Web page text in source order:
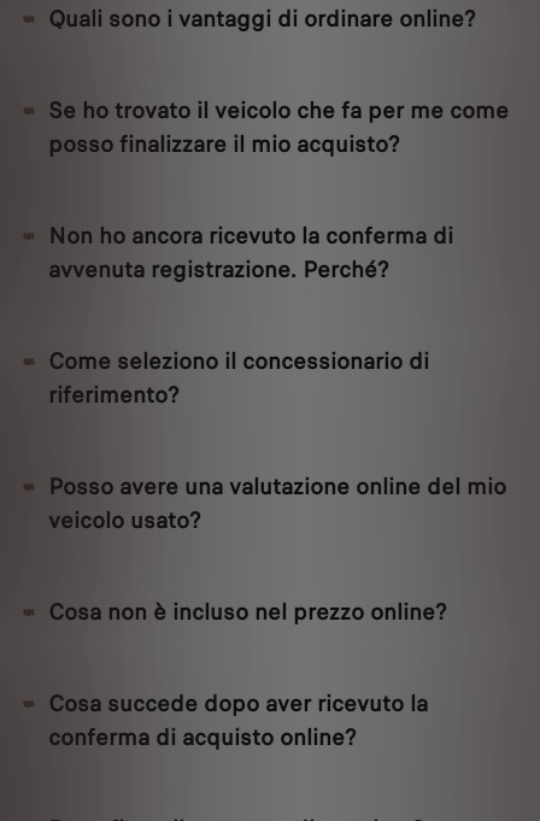
Quali sono i vantaggi di ordinare online?
Se ho trovato il veicolo che fa per me come
posso finalizzare il mio acquisto?
Non ho ancora ricevuto la conferma di
avvenuta registrazione. Perché?
Come seleziono il concessionario di
riferimento?
Posso avere una valutazione online del mio
veicolo usato?
Cosa non è incluso nel prezzo online?
Cosa succede dopo aver ricevuto la
conferma di acquisto online?